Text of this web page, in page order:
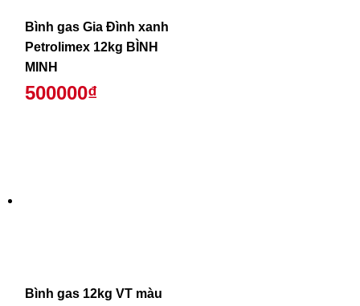
Bình gas Gia Đình xanh
Petrolimex 12kg BÌNH
MINH
500000₫
Bình gas 12kg VT màu